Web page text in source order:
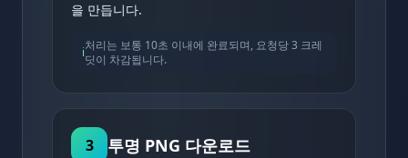
을 만듭니다.
ℹ️처리는 보통 10초 이내에 완료되며, 요청당 3 크레
딧이 차감됩니다.
3 투명 PNG 다운로드